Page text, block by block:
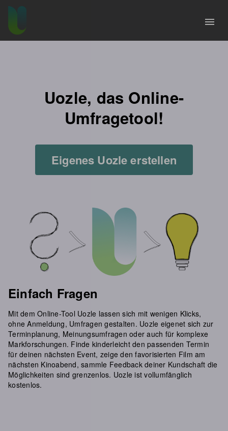
menu
Uozle, das Online-
Umfragetool!
Eigenes Uozle erstellen
Einfach Fragen
Mit dem Online-Tool Uozle lassen sich mit wenigen Klicks,
ohne Anmeldung, Umfragen gestalten. Uozle eigenet sich zur
Terminplanung, Meinungsumfragen oder auch für komplexe
Markforschungen. Finde kinderleicht den passenden Termin
für deinen nächsten Event, zeige den favorisierten Film am
nächsten Kinoabend, sammle Feedback deiner Kundschaft die
Möglichkeiten sind grenzenlos. Uozle ist vollumfänglich
kostenlos.